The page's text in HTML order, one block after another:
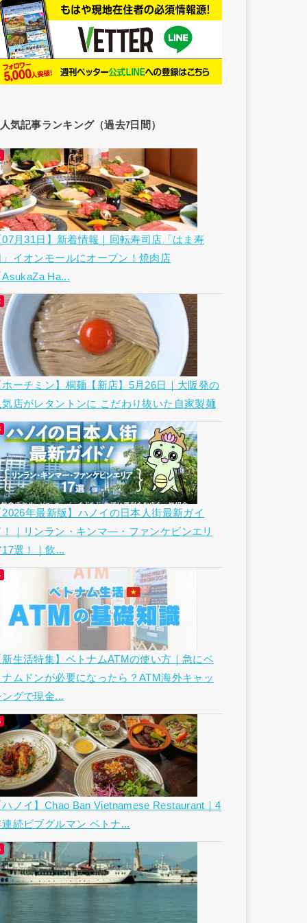
人気記事ランキング（過去7日間）
07月31日】新着情報｜回転寿司店「はま寿
」イオンモールにオープン！焼肉店
AsukaZa Ha...
ホーチミン】桐麺【新店】5月26日｜大阪発の
気店がレタントンに こだわり抜いた自家製麺
2026年最新版】ハノイの日本人街最新ガイ
！｜リンラン・キンマ―・ファンケビンエリ
17選！｜飲...
新生活特集】ベトナムATMの使い方｜急にベ
ナムドンが必要になったら？ATM海外キャッ
ングで現金...
ハノイ】Chao Ban Vietnamese Restaurant｜4
連続ビブグルマン ベトナ...